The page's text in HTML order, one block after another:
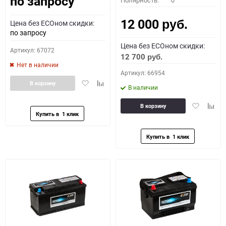
Цена без ECOном скидки:
по запросу
Артикул: 67072
Нет в наличии
ДобавитьДобавить
сравнению
В корзину
12 000 руб.
Цена без ECOном скидки:
12 700 руб.
Артикул: 66954
В наличии
Добавить
В корзину